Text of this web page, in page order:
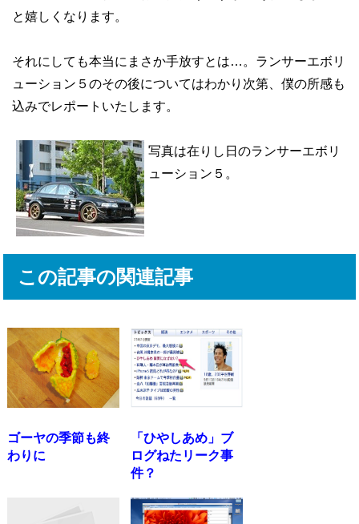
と嬉しくなります。
それにしても本当にまさか手放すとは…。ランサーエボリ
ューション５のその後についてはわかり次第、僕の所感も
込みでレポートいたします。
写真は在りし日のランサーエボリ
ューション５。
この記事の関連記事
ゴーヤの季節も終
わりに
「ひやしあめ」ブ
ログねたリーク事
件？